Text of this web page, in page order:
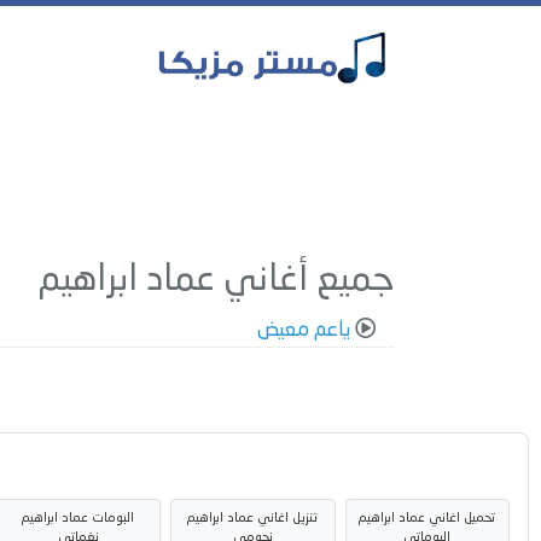
جميع أغاني عماد ابراهيم
ياعم معيض
تحميل اغاني عماد ابراهيم
البوماتي
تنزيل اغاني عماد ابراهيم
نجومي
البومات عماد ابراهيم
نغماتي